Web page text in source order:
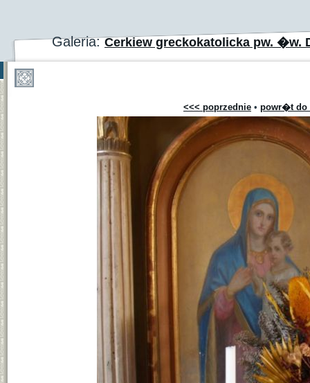
Galeria:Cerkiew greckokatolicka pw. �w.
<<< poprzednie • powr�t do